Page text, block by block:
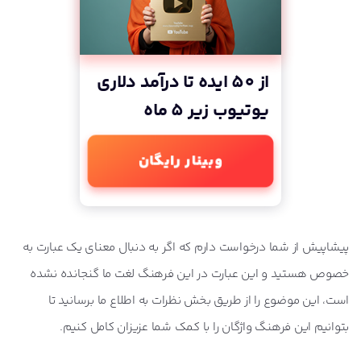
از 50 ایده تا درآمد دلاری
یوتیوب زیر 5 ماه
وبینار رایگان
پیشاپیش از شما درخواست دارم که اگر به دنبال معنای یک عبارت به
خصوص هستید و این عبارت در این فرهنگ لغت ما گنجانده نشده
است، این موضوع را از طریق بخش نظرات به اطلاع ما برسانید تا
بتوانیم این فرهنگ واژگان را با کمک شما عزیزان کامل کنیم.